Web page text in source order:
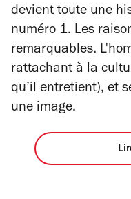
devient toute une
numéro 1. Les
remarquables.
rattachant à la
qu’il entretient), et
une image.